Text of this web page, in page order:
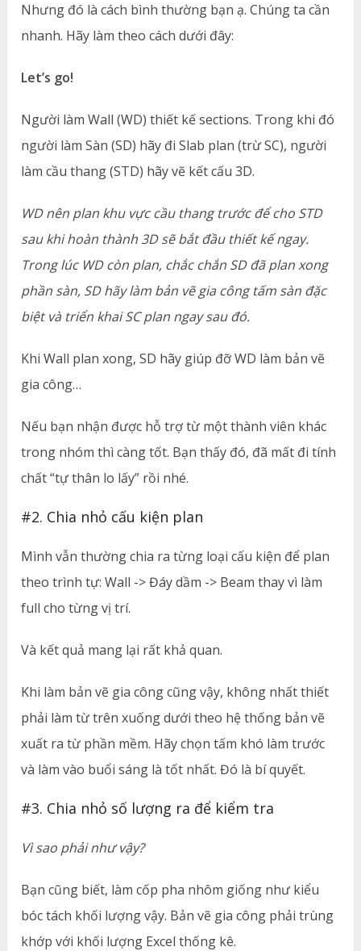
Nhưng đó là cách bình thường bạn ạ. Chúng ta cần
nhanh. Hãy làm theo cách dưới đây:
Let’s go!
Người làm Wall (WD) thiết kế sections. Trong khi đó
người làm Sàn (SD) hãy đi Slab plan (trừ SC), người
làm cầu thang (STD) hãy vẽ kết cấu 3D.
WD nên plan khu vực cầu thang trước để cho STD
sau khi hoàn thành 3D sẽ bắt đầu thiết kế ngay.
Trong lúc WD còn plan, chắc chắn SD đã plan xong
phần sàn, SD hãy làm bản vẽ gia công tấm sàn đặc
biệt và triển khai SC plan ngay sau đó.
Khi Wall plan xong, SD hãy giúp đỡ WD làm bản vẽ
gia công…
Nếu bạn nhận được hỗ trợ từ một thành viên khác
trong nhóm thì càng tốt. Bạn thấy đó, đã mất đi tính
chất “tự thân lo lấy” rồi nhé.
#2. Chia nhỏ cấu kiện plan
Mình vẫn thường chia ra từng loại cấu kiện để plan
theo trình tự: Wall -> Đáy dầm -> Beam thay vì làm
full cho từng vị trí.
Và kết quả mang lại rất khả quan.
Khi làm bản vẽ gia công cũng vậy, không nhất thiết
phải làm từ trên xuống dưới theo hệ thống bản vẽ
xuất ra từ phần mềm. Hãy chọn tấm khó làm trước
và làm vào buổi sáng là tốt nhất. Đó là bí quyết.
#3. Chia nhỏ số lượng ra để kiểm tra
Vì sao phải như vậy?
Bạn cũng biết, làm cốp pha nhôm giống như kiểu
bóc tách khối lượng vậy. Bản vẽ gia công phải trùng
khớp với khối lượng Excel thống kê.